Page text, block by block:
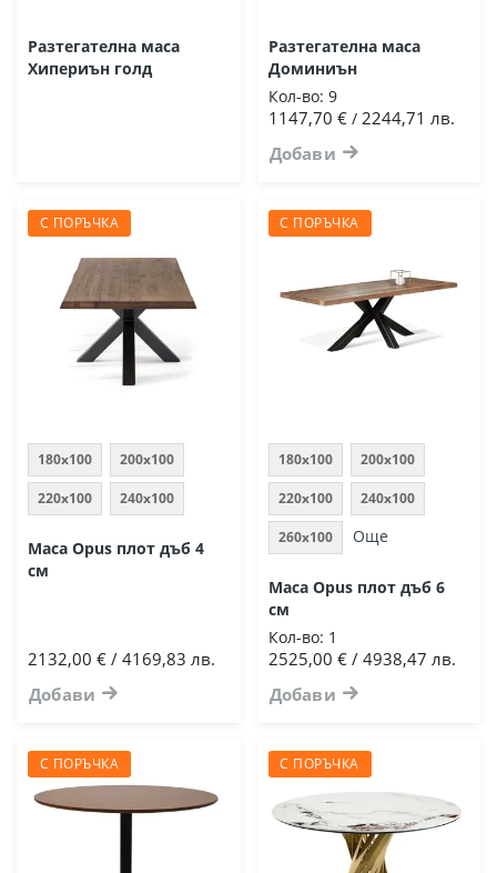
Разтегателна маса
Хипериън голд
Разтегателна маса
Доминиън
Кол-во: 9
1147,70 €/ 2244,71 лв.
Добави
С ПОРЪЧКА
180x100 200x100
220x100 240x100
Маса Opus плот дъб 4
см
2132,00 € / 4169,83 лв.
Добави
С ПОРЪЧКА
180x100 200x100
220x100 240x100
260x100 Още
Маса Opus плот дъб 6
см
Кол-во: 1
2525,00 € / 4938,47 лв.
Добави
С ПОРЪЧКА С ПОРЪЧКА